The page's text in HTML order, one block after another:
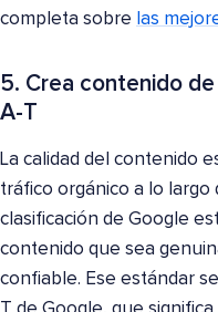
completa sobre las
5. Crea contenido
A-T
La calidad del contenido
tráfico orgánico a lo largo
clasificación de Google
contenido que sea
confiable. Ese estándar